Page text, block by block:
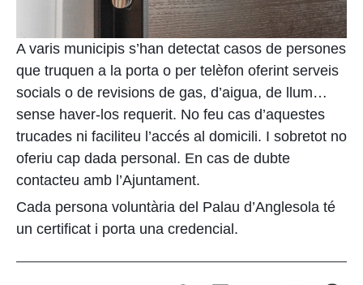
A varis municipis s’han detectat casos de persones
que truquen a la porta o per telèfon oferint serveis
socials o de revisions de gas, d’aigua, de llum…
sense haver-los requerit. No feu cas d’aquestes
trucades ni faciliteu l’accés al domicili. I sobretot no
oferiu cap dada personal. En cas de dubte
contacteu amb l’Ajuntament.
Cada persona voluntària del Palau d’Anglesola té
un certificat i porta una credencial.